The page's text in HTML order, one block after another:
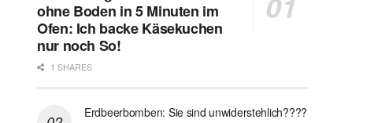
ohne Boden in 5 Minuten im
Ofen: Ich backe Käsekuchen
nur noch So!
1 SHARES
Erdbeerbomben: Sie sind unwiderstehlich????